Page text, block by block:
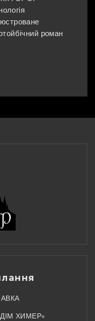
роман
ХИМЕР»